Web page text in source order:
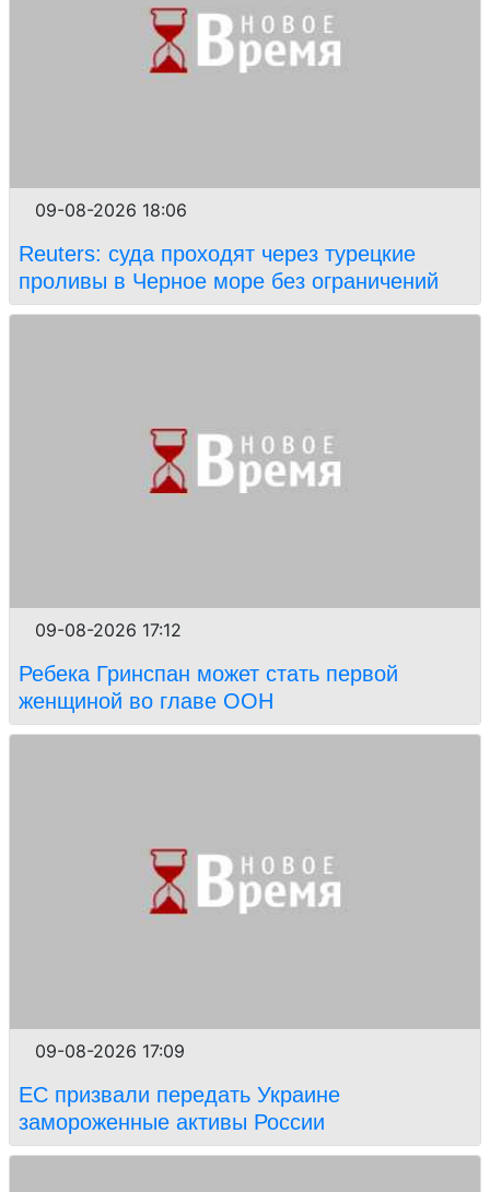
09-08-2026 18:06
Reuters: суда проходят через турецкие
проливы в Черное море без ограничений
09-08-2026 17:12
Ребека Гринспан может стать первой
женщиной во главе ООН
09-08-2026 17:09
ЕС призвали передать Украине
замороженные активы России